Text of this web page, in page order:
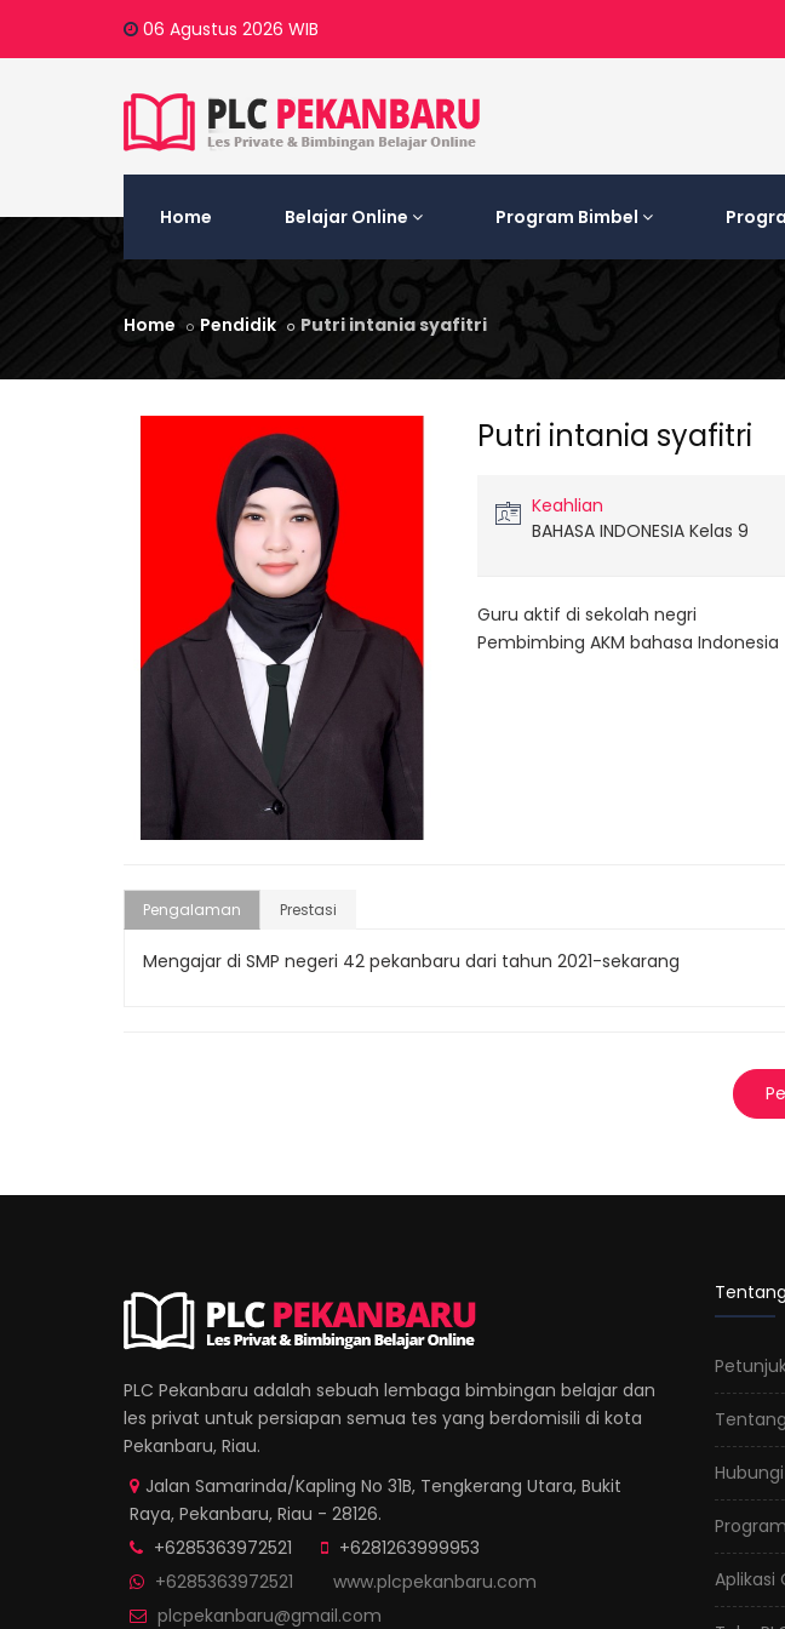
06 Agustus 2026 WIB
Home Belajar Online Program Bimbel
Home Pendidik Putri intania syafitri
Putri intania syafitri
Keahlian
BAHASA INDONESIA Kelas 9
Guru aktif di sekolah negri
Pembimbing AKM bahasa Indonesia
Pengalaman Prestasi
Mengajar di SMP negeri 42 pekanbaru dari tahun 2021-sekarang
PLC Pekanbaru adalah sebuah lembaga bimbingan belajar dan
les privat untuk persiapan semua tes yang berdomisili di kota
Pekanbaru, Riau.
Jalan Samarinda/Kapling No 31B, Tengkerang Utara, Bukit
Raya, Pekanbaru, Riau - 28126.
+6285363972521
+6281263999953
+6285363972521
www.plcpekanbaru.com
plcpekanbaru@gmail.com
Aplikasi